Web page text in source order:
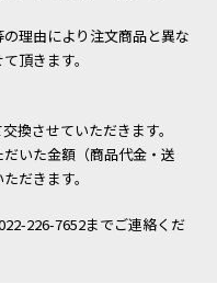
理由により注文商品と異な
頂きます。
換させていただきます。
いた金額（商品代金・送
だきます。
226-7652までご連絡くだ